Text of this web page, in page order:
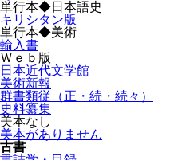
単行本◆日本語史
キリシタン版
単行本◆美術
輸入書
Ｗｅｂ版
日本近代文学館
美術新報
群書類従（正・続・続々）
史料纂集
美本なし
美本がありません
古書